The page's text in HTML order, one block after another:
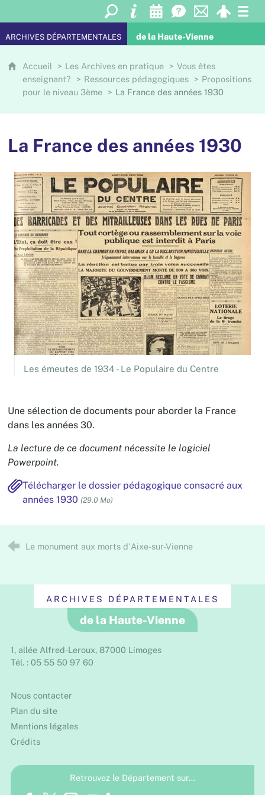
ARCHIVES DÉPARTEMENTALES de la Haute-Vienne
Accueil Les Archives en pratique
Vous êtes
enseignant?
Ressources pédagogiques
Propositions
pour le niveau 3ème
La France des années 1930
La France des années 1930
Les émeutes de 1934 - Le Populaire du Centre
Une sélection de documents pour aborder la France
dans les années 30.
La lecture de ce document nécessite le logiciel
Powerpoint.
Télécharger le dossier pédagogique consacré aux
années 1930 (29.0 Mo)
Le monument aux morts d'Aixe-sur-Vienne
ARCHIVES DÉPARTEMENTALES
de la Haute-Vienne
1, allée Alfred-Leroux, 87000 Limoges
Tél. : 05 55 50 97 60
Nous contacter
Plan du site
Mentions légales
Crédits
Retrouvez le Département sur…
Facebook
TwitterInstagram
Youtube